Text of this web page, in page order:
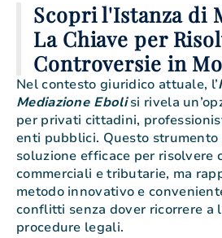
Scopri l'Istanza di
La Chiave per
Controversie in
Nel contesto giuridico attuale, l’
Mediazione Ebolisi rivela
per privati cittadini,
enti pubblici. Questo
soluzione efficace per risolvere
commerciali e tributarie, ma
metodo innovativo e
conflitti senza dover ricorrere a
procedure legali.